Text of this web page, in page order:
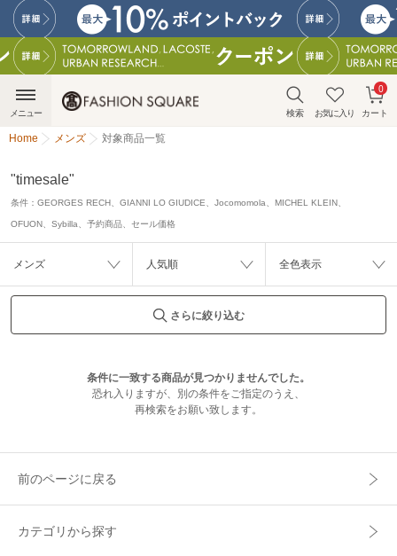
検索 お気に入り カート
0
メニュー
Home メンズ 対象商品一覧
"timesale"
条件： GEORGES RECH、GIANNI LO GIUDICE、Jocomomola、MICHEL KLEIN、
OFUON、Sybilla、予約商品、セール価格
メンズ 人気順 全色表示
さらに絞り込む
条件に一致する商品が見つかりませんでした。
恐れ入りますが、別の条件をご指定のうえ、
再検索をお願い致します。
前のページに戻る
カテゴリから探す